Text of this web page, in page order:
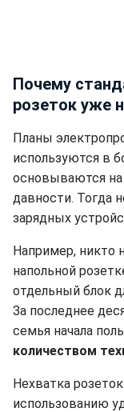
Почему
розеток уже
Планы
используются в
основываются
давности. Тогда
зарядных
Например, никто
напольной
отдельный блок
За последнее
семья начала
количеством
Нехватка
использованию